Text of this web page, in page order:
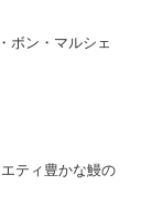
ボン・マルシェ
ティ豊かな鰻の